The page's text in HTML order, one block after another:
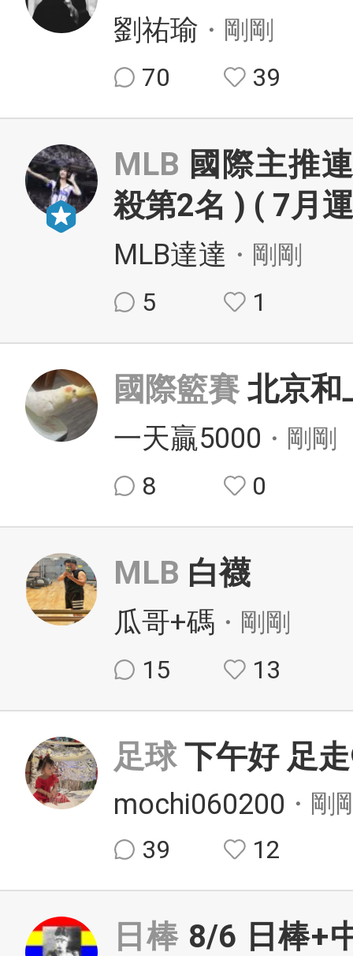
劉祐瑜 ・剛剛
70
39
MLB 國際主推
殺第2名 ) ( 7月
MLB達達 ・剛剛
5
1
國際籃賽 北京和
一天贏5000 ・剛剛
8
0
MLB 白襪
瓜哥+碼 ・剛剛
15
13
足球 下午好 足
mochi060200 ・剛
39
12
日棒 8/6 日棒+